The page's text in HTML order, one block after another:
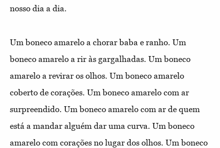
nosso dia a dia.
Um boneco amarelo a chorar baba e ranho. Um
boneco amarelo a rir às gargalhadas. Um boneco
amarelo a revirar os olhos. Um boneco amarelo
coberto de corações. Um boneco amarelo com ar
surpreendido. Um boneco amarelo com ar de quem
está a mandar alguém dar uma curva. Um boneco
amarelo com corações no lugar dos olhos. Um boneco